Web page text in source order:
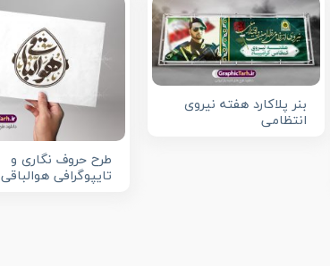
بنر پلاکارد هفته نیروی
انتظامی
طرح حروف نگاری و
تایپوگرافی هوالباقی